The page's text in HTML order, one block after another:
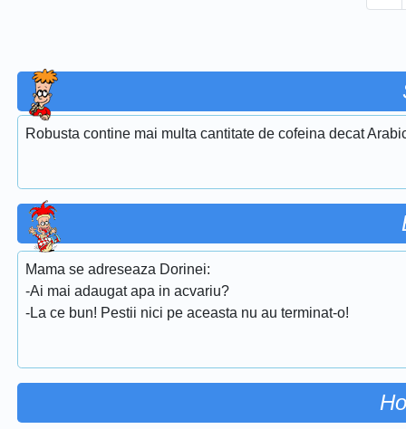
Robusta contine mai multa cantitate de cofeina decat
Mama se adreseaza Dorinei:
-Ai mai adaugat apa in acvariu?
-La ce bun! Pestii nici pe aceasta nu au terminat-o!